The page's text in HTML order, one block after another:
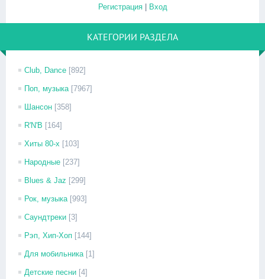
Регистрация| Вход
КАТЕГОРИИ РАЗДЕЛА
Club, Dance [892]
Поп, музыка [7967]
Шансон [358]
R'N'B [164]
Хиты 80-х [103]
Народные [237]
Blues & Jaz [299]
Рок, музыка [993]
Саундтреки [3]
Рэп, Хип-Хоп [144]
Для мобильника [1]
Детские песни [4]